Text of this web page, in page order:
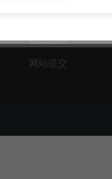
在线投稿
网站提交